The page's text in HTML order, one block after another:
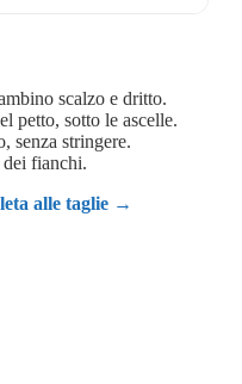
scalzo e dritto.
petto, sotto le ascelle.
senza stringere.
fianchi.
alle taglie →